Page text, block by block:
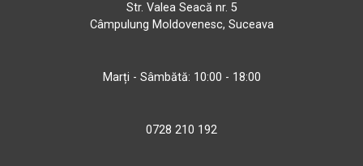
Str. Valea Seacă nr. 5
Câmpulung Moldovenesc, Suceava
Marți - Sâmbătă: 10:00 - 18:00
0728 210 192